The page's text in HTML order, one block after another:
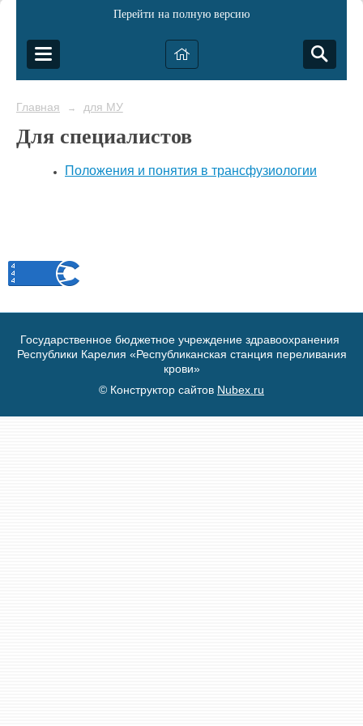
Перейти на полную версию
Главная → для МУ
Для специалистов
Положения и понятия в трансфузиологии
Государственное бюджетное учреждение здравоохранения
Республики Карелия «Республиканская станция переливания
крови»
© Конструктор сайтов Nubex.ru